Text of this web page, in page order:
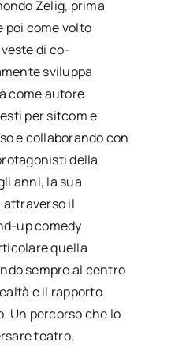
Zelig, prima
poi come volto
di co-
sviluppa
come autore
per sitcom e
e collaborando con
della
anni, la sua
il
up comedy
quella
sempre al centro
e il rapporto
Un percorso che lo
teatro,